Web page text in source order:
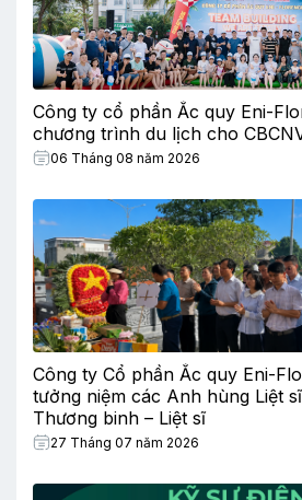
Công ty cổ phần Ắc quy Eni-
chương trình du lịch cho
06 Tháng 08 năm 2026
Công ty Cổ phần Ắc quy Eni-
tưởng niệm các Anh hùng Liệt
Thương binh – Liệt sĩ
27 Tháng 07 năm 2026